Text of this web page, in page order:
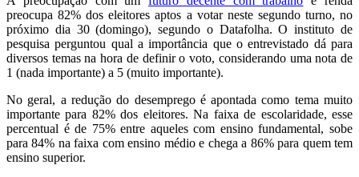
preocupa 82% dos eleitores aptos a votar neste segundo turno, no
próximo dia 30 (domingo), segundo o Datafolha. O instituto de
pesquisa perguntou qual a importância que o entrevistado dá para
diversos temas na hora de definir o voto, considerando uma nota de
1 (nada importante) a 5 (muito importante).
No geral, a redução do desemprego é apontada como tema muito
importante para 82% dos eleitores. Na faixa de escolaridade, esse
percentual é de 75% entre aqueles com ensino fundamental, sobe
para 84% na faixa com ensino médio e chega a 86% para quem tem
ensino superior.